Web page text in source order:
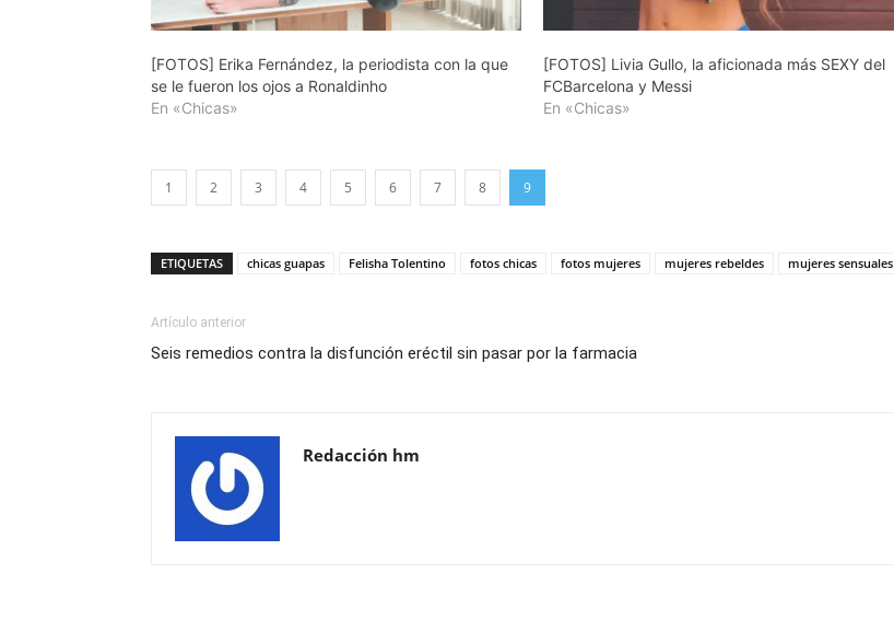
[FOTOS] Erika Fernández, la periodista con la que
se le fueron los ojos a Ronaldinho
En «Chicas»
[FOTOS] Livia Gullo, la aficionada más SEXY del
FCBarcelona y Messi
En «Chicas»
1 2 3 4 5 6 7 8 9
ETIQUETAS chicas guapas Felisha Tolentino fotos chicas fotos mujeres mujeres rebeldes mujeres sensuales
Artículo anterior
Seis remedios contra la disfunción eréctil sin pasar por la farmacia
Redacción hm